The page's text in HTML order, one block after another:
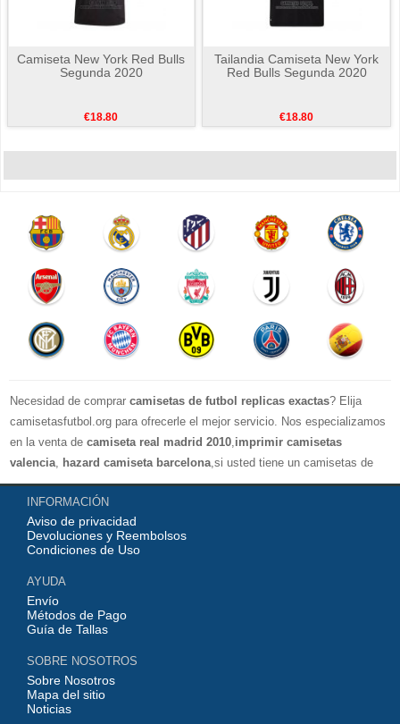
Camiseta New York Red Bulls
Segunda 2020
€18.80
Tailandia Camiseta New York
Red Bulls Segunda 2020
€18.80
Necesidad de comprar camisetas de futbol replicas exactas? Elija
camisetasfutbol.org para ofrecerle el mejor servicio. Nos especializamos
en la venta de camiseta real madrid 2010 imprimir camisetas
valencia hazard camiseta barcelona ,si usted tiene un camisetas de
futbol favorito, le damos la bienvenida a nuestra tienda paracomprar, le
damos el mayor descuento, compras por más de 99 € envío gratis.
¡Elíjanos, elija un buen estado de ánimo, gracias por su compra!
INFORMACIÓN
Aviso de privacidad
Devoluciones y Reembolsos
Condiciones de Uso
AYUDA
Envío
Métodos de Pago
Guía de Tallas
SOBRE NOSOTROS
Sobre Nosotros
Mapa del sitio
Noticias